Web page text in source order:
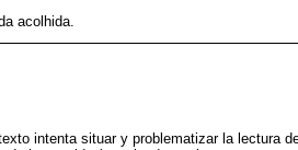
acolhida.
intenta situar y problematizar la lectura